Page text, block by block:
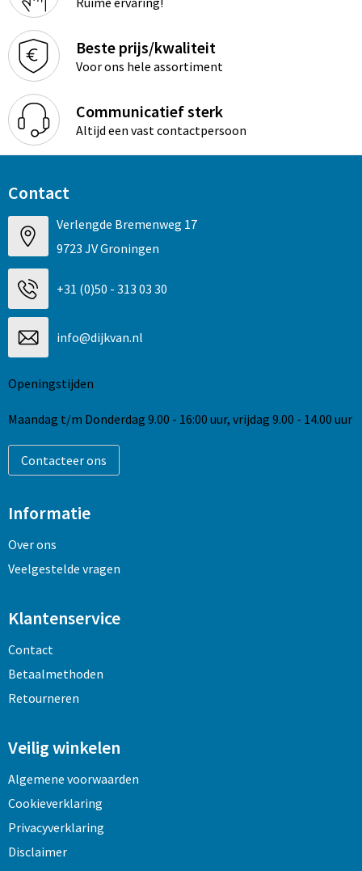
Beste prijs/kwaliteit
Voor ons hele assortiment
Communicatief sterk
Altijd een vast contactpersoon
Contact
Verlengde Bremenweg 17
9723 JV Groningen
+31 (0)50 - 313 03 30
info@dijkvan.nl
Openingstijden
Maandag t/m Donderdag 9.00 - 16:00 uur, vrijdag 9.00 - 14.00 uur
Contacteer ons
Informatie
Over ons
Veelgestelde vragen
Klantenservice
Contact
Betaalmethoden
Retourneren
Veilig winkelen
Algemene voorwaarden
Cookieverklaring
Privacyverklaring
Disclaimer